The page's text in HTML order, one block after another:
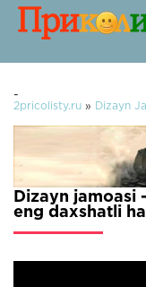
-
2pricolisty.ru » Dizayn
Dizayn jamoasi
eng daxshatli